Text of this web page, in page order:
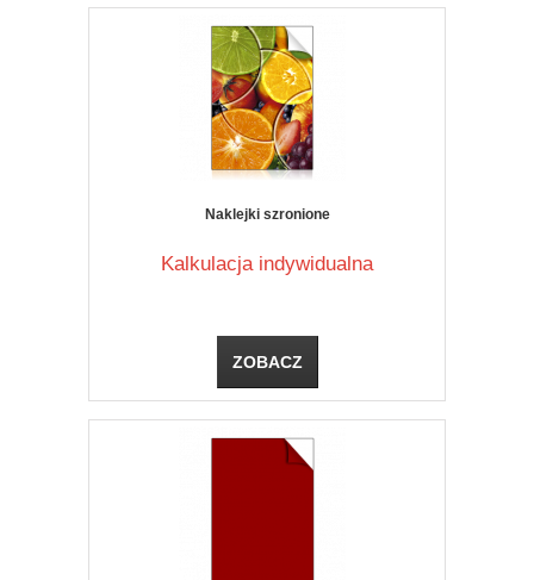
Naklejki szronione
Kalkulacja indywidualna
ZOBACZ